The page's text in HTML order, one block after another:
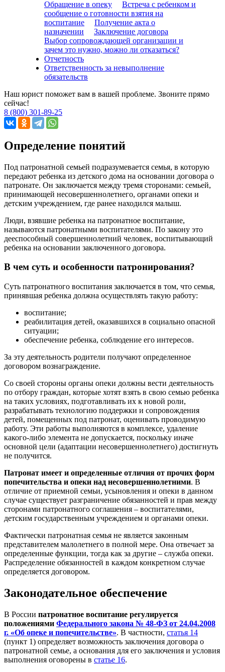
Обращение в опеку
Встреча с ребенком и
сообщение о готовности взятия на
воспитание
Получение акта о
назначении
Заключение договора
Выбор сопровождающей организации и
зачем это нужно, можно ли отказаться?
Отчетность
Ответственность за невыполнение
обязательств
Наш юрист поможет вам в вашей проблеме. Звоните прямо
сейчас!
8 (800) 301-89-25
Определение понятий
Под патронатной семьей подразумевается семья, в которую
передают ребенка из детского дома на основании договора о
патронате. Он заключается между тремя сторонами: семьей,
принимающей несовершеннолетнего, органами опеки и
детским учреждением, где ранее находился малыш.
Люди, взявшие ребенка на патронатное воспитание,
называются патронатными воспитателями. По закону это
дееспособный совершеннолетний человек, воспитывающий
ребенка на основании заключенного договора.
В чем суть и особенности патронирования?
Суть патронатного воспитания заключается в том, что семья,
принявшая ребенка должна осуществлять такую работу:
воспитание;
реабилитация детей, оказавшихся в социально опасной
ситуации;
обеспечение ребенка, соблюдение его интересов.
За эту деятельность родители получают определенное
договором вознаграждение.
Со своей стороны органы опеки должны вести деятельность
по отбору граждан, которые хотят взять в свою семью ребенка
на таких условиях, подготавливать их к новой роли,
разрабатывать технологию поддержки и сопровождения
детей, помещенных под патронат, оценивать проводимую
работу. Эти работы выполняются в комплексе, удаление
какого-либо элемента не допускается, поскольку иначе
основной цели (адаптации несовершеннолетнего) достигнуть
не получится.
Патронат имеет и определенные отличия от прочих форм
попечительства и опеки над несовершеннолетними. В
отличие от приемной семьи, усыновления и опеки в данном
случае существует разграничение обязанностей и прав между
сторонами патронатного соглашения – воспитателями,
детским государственным учреждением и органами опеки.
Фактически патронатная семья не является законным
представителем малолетнего в полной мере. Она отвечает за
определенные функции, тогда как за другие – служба опеки.
Распределение обязанностей в каждом конкретном случае
определяется договором.
Законодательное обеспечение
В России патронатное воспитание регулируется
положениями Федерального закона № 48-ФЗ от 24.04.2008
г. «Об опеке и попечительстве». В частности, статья 14
(пункт 1) определяет возможность заключения договора о
патронатной семье, а основания для его заключения и условия
выполнения оговорены в статье 16.